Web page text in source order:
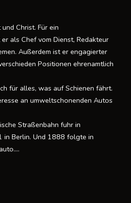
Christ. Für ein
als Chef vom Dienst, Redakteur
Außerdem ist er engagierter
Positionen ehrenamtlich
für alles, was auf Schienen fährt.
an umweltschonenden Autos
Straßenbahn fuhr in
in Berlin. Und 1888 folgte in